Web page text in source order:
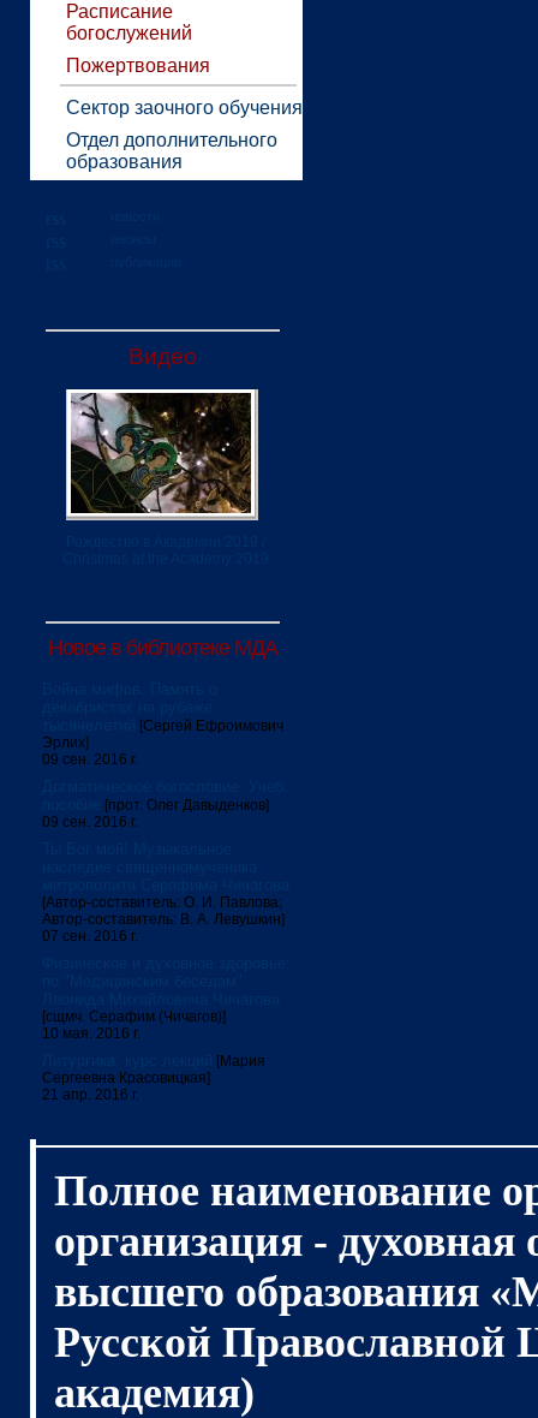
Расписание
богослужений
Пожертвования
Сектор заочного обучения
Отдел дополнительного
образования
Видео
Новое в библиотеке МДА
[Сергей Ефроимович
Эрлих]
09 сен. 2016 г.
[прот. Олег Давыденков]
09 сен. 2016 г.
[Автор-составитель: О. И. Павлова;
Автор-составитель: В. А. Левушкин]
07 сен. 2016 г.
[сщмч. Серафим (Чичагов)]
10 мая. 2016 г.
[Мария
Сергеевна Красовицкая]
21 апр. 2016 г.
Полное наименование
организация - духовная
высшего образования
Русской Православной
академия)